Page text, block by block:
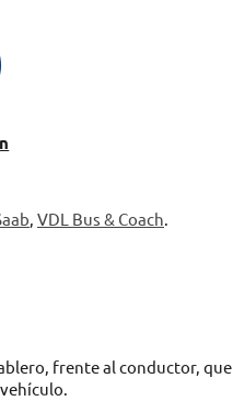
, VDL Bus & Coach.
frente al conductor, que